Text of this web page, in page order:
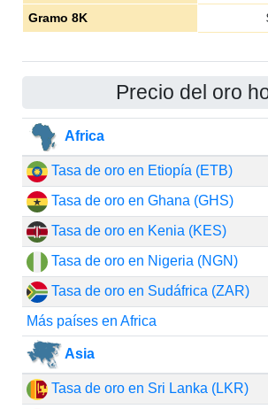
Gramo 8K
Precio del oro
Africa
Tasa de oro en Etiopía (ETB)
Tasa de oro en Ghana (GHS)
Tasa de oro en Kenia (KES)
Tasa de oro en Nigeria (NGN)
Tasa de oro en Sudáfrica (ZAR)
Más países en Africa
Asia
Tasa de oro en Sri Lanka (LKR)